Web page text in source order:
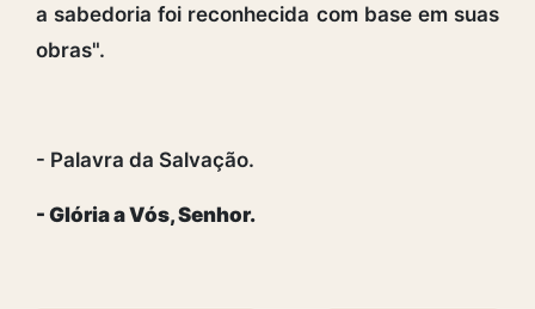
a sabedoria foi reconhecida com base em suas
obras".
- Palavra da Salvação.
- Glória a Vós, Senhor.